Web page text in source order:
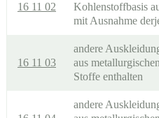
16 11 02
Kohlenstoffbasis
mit Ausnahme
16 11 03
andere
aus
Stoffe enthalten
andere